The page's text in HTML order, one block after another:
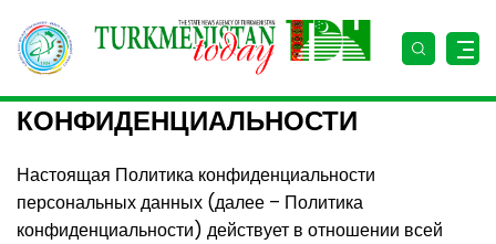
ПОЛИТИКА
КОНФИДЕНЦИАЛЬНОСТИ
Настоящая Политика конфиденциальности
персональных данных (далее – Политика
конфиденциальности) действует в отношении всей